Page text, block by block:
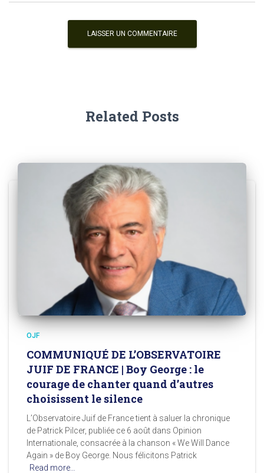
Related Posts
OJF
COMMUNIQUÉ DE L’OBSERVATOIRE
JUIF DE FRANCE | Boy George : le
courage de chanter quand d’autres
choisissent le silence
L’Observatoire Juif de France tient à saluer la chronique
de Patrick Pilcer, publiée ce 6 août dans Opinion
Internationale, consacrée à la chanson « We Will Dance
Again » de Boy George. Nous félicitons Patrick
Read more…